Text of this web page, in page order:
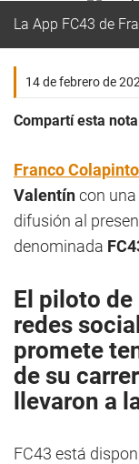
La App FC43 de
14 de febrero de
Compartí esta
Franco Colapinto
Valentíncon
difusión al
denominada
El piloto de
redes
promete
de su
llevaron a
FC43 está